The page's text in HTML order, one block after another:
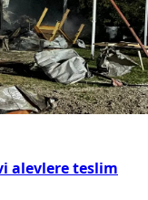
alevlere teslim